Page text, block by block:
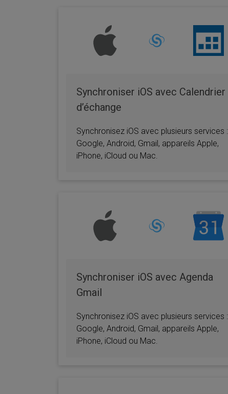
Synchroniser iOS avec Calendrier
d’échange
Synchronisez iOS avec plusieurs services :
Google, Android, Gmail, appareils Apple,
iPhone, iCloud ou Mac.
Synchroniser iOS avec Agenda
Gmail
Synchronisez iOS avec plusieurs services :
Google, Android, Gmail, appareils Apple,
iPhone, iCloud ou Mac.